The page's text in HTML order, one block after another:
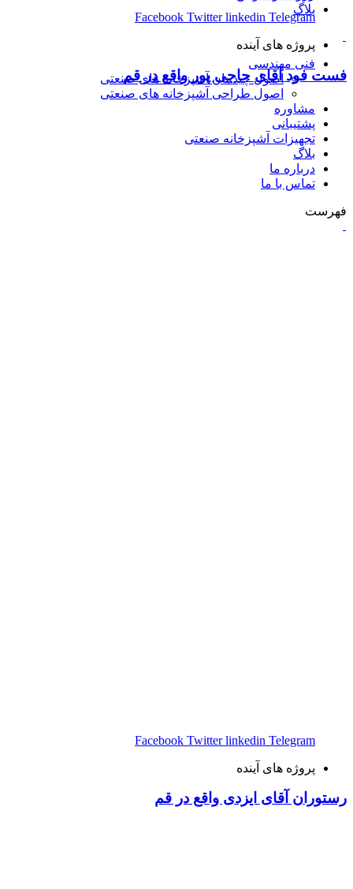
بلاگ
فنی مهندسی
اصول چیدمان آشپزخانه های صنعتی
اصول طراحی آشپزخانه های صنعتی
مشاوره
پشتیبانی
تجهیزات آشپزخانه صنعتی
بلاگ
درباره ما
تماس با ما
فهرست
Facebook Twitter linkedin Telegram
پروژه های آینده
فست فود آقای حاجی پور واقع در قم
Facebook Twitter linkedin Telegram
پروژه های آینده
رستوران آقای ایزدی واقع در قم